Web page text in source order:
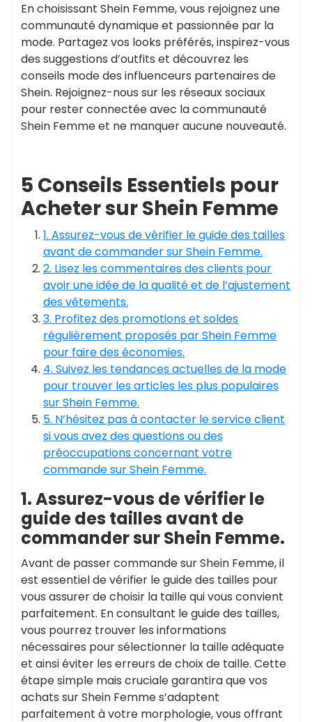
En choisissant Shein Femme, vous rejoignez une
communauté dynamique et passionnée par la
mode. Partagez vos looks préférés, inspirez-vous
des suggestions d’outfits et découvrez les
conseils mode des influenceurs partenaires de
Shein. Rejoignez-nous sur les réseaux sociaux
pour rester connectée avec la communauté
Shein Femme et ne manquer aucune nouveauté.
5 Conseils Essentiels pour
Acheter sur Shein Femme
1. Assurez-vous de vérifier le guide des tailles
avant de commander sur Shein Femme.
2. Lisez les commentaires des clients pour
avoir une idée de la qualité et de l’ajustement
des vêtements.
3. Profitez des promotions et soldes
régulièrement proposés par Shein Femme
pour faire des économies.
4. Suivez les tendances actuelles de la mode
pour trouver les articles les plus populaires
sur Shein Femme.
5. N’hésitez pas à contacter le service client
si vous avez des questions ou des
préoccupations concernant votre
commande sur Shein Femme.
1. Assurez-vous de vérifier le
guide des tailles avant de
commander sur Shein Femme.
Avant de passer commande sur Shein Femme, il
est essentiel de vérifier le guide des tailles pour
vous assurer de choisir la taille qui vous convient
parfaitement. En consultant le guide des tailles,
vous pourrez trouver les informations
nécessaires pour sélectionner la taille adéquate
et ainsi éviter les erreurs de choix de taille. Cette
étape simple mais cruciale garantira que vos
achats sur Shein Femme s’adaptent
parfaitement à votre morphologie, vous offrant